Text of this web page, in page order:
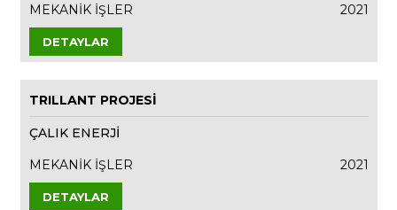
MEKANİK İŞLER
2021
DETAYLAR
TRILLANT PROJESİ
ÇALIK ENERJİ
MEKANİK İŞLER
2021
DETAYLAR